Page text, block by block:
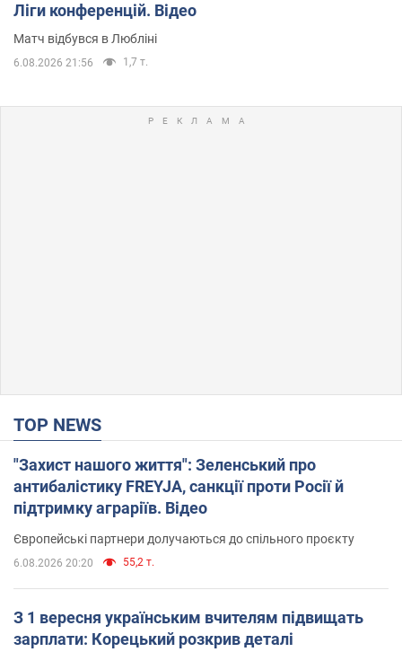
Ліги конференцій. Відео
Матч відбувся в Любліні
6.08.2026 21:56 1,7 т.
TOP NEWS
"Захист нашого життя": Зеленський про
антибалістику FREYJA, санкції проти Росії й
підтримку аграріїв. Відео
Європейські партнери долучаються до спільного проєкту
6.08.2026 20:20 55,2 т.
З 1 вересня українським вчителям підвищать
зарплати: Корецький розкрив деталі